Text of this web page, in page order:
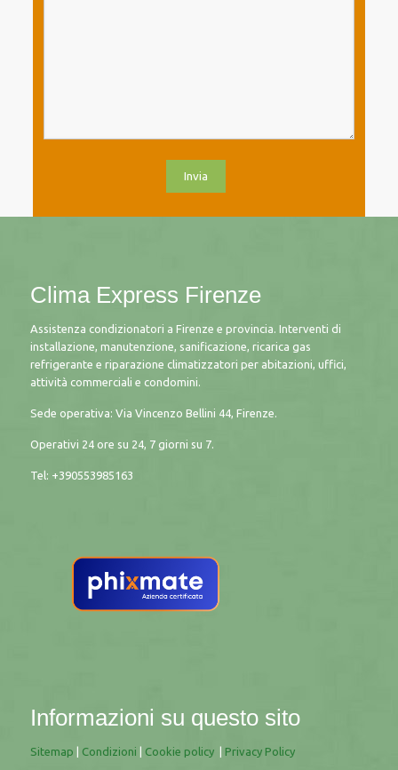
Clima Express Firenze
Assistenza condizionatori a Firenze e provincia. Interventi di
installazione, manutenzione, sanificazione, ricarica gas
refrigerante e riparazione climatizzatori per abitazioni, uffici,
attività commerciali e condomini.
Sede operativa: Via Vincenzo Bellini 44, Firenze.
Operativi 24 ore su 24, 7 giorni su 7.
Tel: +390553985163
Informazioni su questo sito
Sitemap Condizioni Cookie policy Privacy Policy